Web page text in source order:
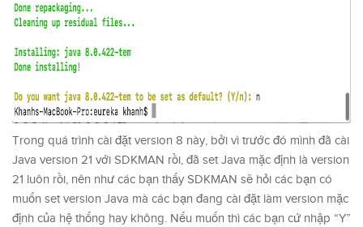
Trong quá trình cài đặt version 8 này, bởi vì trước đó mình đã cài
Java version 21 với SDKMAN rồi, đã set Java mặc định là version
21 luôn rồi, nên như các bạn thấy SDKMAN sẽ hỏi các bạn có
muốn set version Java mà các bạn đang cài đặt làm version mặc
định của hệ thống hay không. Nếu muốn thì các bạn cứ nhập “Y”